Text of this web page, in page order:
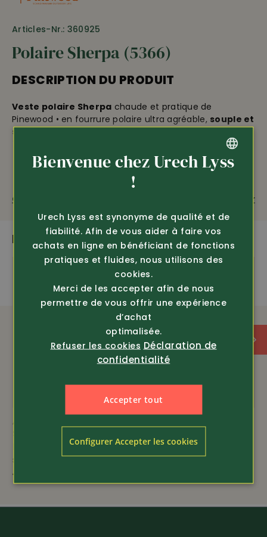
Articles-Nr.: 360925
Polaire Sherpa (5366)
DESCRIPTION DU PRODUIT
Veste polaire Sherpa chaude et pratique de
Pinewood • en fourrure polaire ultra agréable, souple et
silencieuse• idéale aussi comme couche
applications TC-Lite résistant à l’usure • zip à double
sens •intérieur en douce polaire• 2 poches latérales
zippées • poignets élastiques • double col montant
ajustable • longueur env. 74 cm • 100% polyester,
matériel TC-Lite, 64% polyester recyclé, 34% coton, 2 %
élasthanne.
amfori Recycling
Très silencieux
Questions sur le produit Recommander
PLUS DE PRODUITS PASSIONNANTS
Article 375624
Pantalon de travail en
stretch léger All...
125.-
Sweatshirt d’entretien
facile
GERMAN
Bienvenue chez Urech Lyss
!
Urech Lyss est synonyme de qualité et de
fiabilité. Afin de vous aider à faire vos
achats en ligne en bénéficiant de fonctions
pratiques et fluides, nous utilisons des
cookies.
Merci de les accepter afin de nous
permettre de vous offrir une expérience
d’achat
optimalisée.
Refuser les cookies Déclaration de
confidentialité
Accepter tout
Configurer Accepter les cookies